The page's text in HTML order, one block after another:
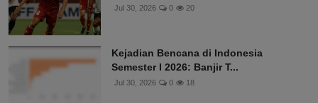
Jul 30, 2026 0 20
Kejadian Bencana di Indonesia
Semester I 2026: Banjir T...
Jul 30, 2026 0 18